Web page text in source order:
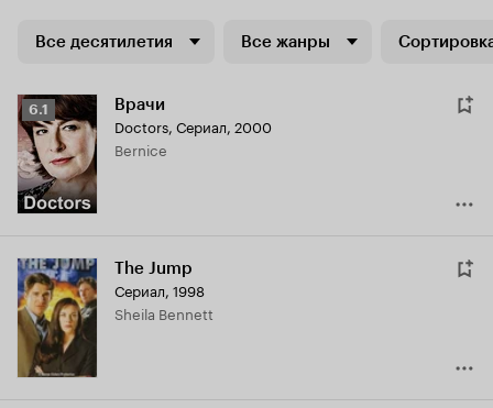
Все десятилетия Все жанры
Рейтинг
Кинопоиска
6.1
6.1 Врачи
Doctors, Сериал, 2000
Bernice
The Jump
Сериал, 1998
Sheila Bennett